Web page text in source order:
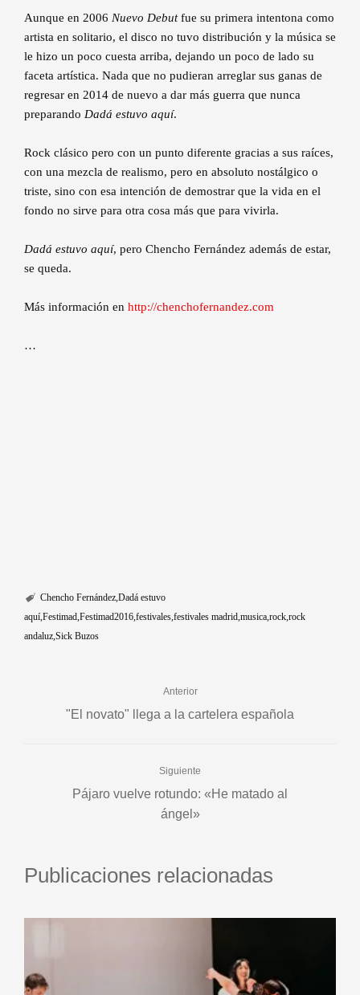
Aunque en 2006 Nuevo Debutfue su primera intentona como
artista en solitario, el disco no tuvo distribución y la música se
le hizo un poco cuesta arriba, dejando un poco de lado su
faceta artística. Nada que no pudieran arreglar sus ganas de
regresar en 2014 de nuevo a dar más guerra que nunca
preparando Dadá estuvo aquí.
Rock clásico pero con un punto diferente gracias a sus raíces,
con una mezcla de realismo, pero en absoluto nostálgico o
triste, sino con esa intención de demostrar que la vida en el
fondo no sirve para otra cosa más que para vivirla.
Dadá estuvo aquí, pero Chencho Fernández además de estar,
se queda.
Más información en http://chenchofernandez.com
…
Chencho Fernández Dadá estuvo
aquí Festimad Festimad2016 festivales festivales madrid musica rock rock
andaluz Sick Buzos
Anterior
"El novato" llega a la cartelera española
Siguiente
Pájaro vuelve rotundo: «He matado al
ángel»
Publicaciones relacionadas